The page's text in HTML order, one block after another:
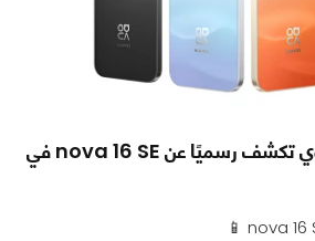
ببطارية عملاقة | هواوي تكشف رسميًا عن nova 16 SE في